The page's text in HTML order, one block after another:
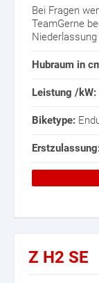
Bei Fragen
TeamGerne
Hubraum in
Leistung /kW:
Biketype:
Z H2 SE